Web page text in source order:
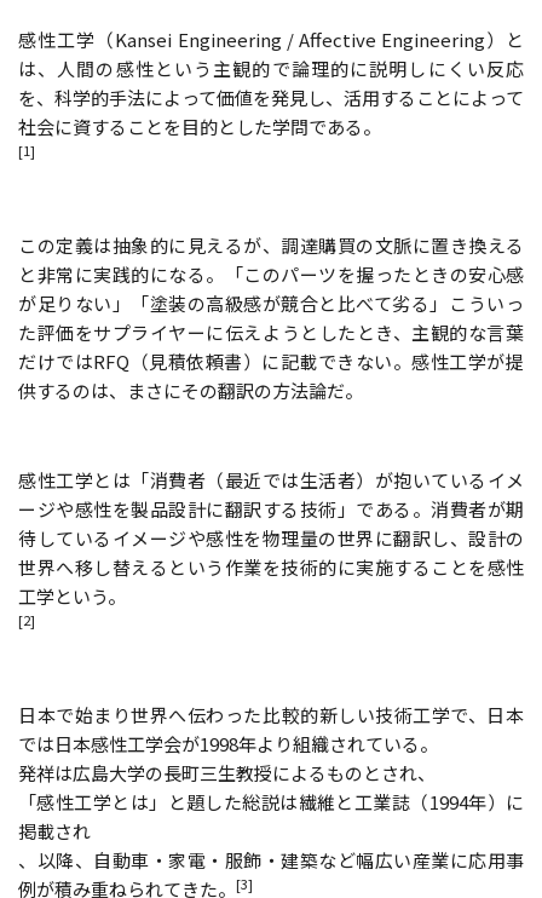
感性工学（Kansei Engineering / Affective Engineering）と
は、人間の感性という主観的で論理的に説明しにくい反応
を、科学的手法によって価値を発見し、活用することによって
社会に資することを目的とした学問である。
[1]
この定義は抽象的に見えるが、調達購買の文脈に置き換える
と非常に実践的になる。「このパーツを握ったときの安心感
が足りない」「塗装の高級感が競合と比べて劣る」――こういっ
た評価をサプライヤーに伝えようとしたとき、主観的な言葉
だけではRFQ（見積依頼書）に記載できない。感性工学が提
供するのは、まさにその翻訳の方法論だ。
感性工学とは「消費者（最近では生活者）が抱いているイメ
ージや感性を製品設計に翻訳する技術」である。消費者が期
待しているイメージや感性を物理量の世界に翻訳し、設計の
世界へ移し替えるという作業を技術的に実施することを感性
工学という。
[2]
日本で始まり世界へ伝わった比較的新しい技術工学で、日本
では日本感性工学会が1998年より組織されている。
発祥は広島大学の長町三生教授によるものとされ、
「感性工学とは」と題した総説は繊維と工業誌（1994年）に
掲載され
、以降、自動車・家電・服飾・建築など幅広い産業に応用事
例が積み重ねられてきた。 [3]